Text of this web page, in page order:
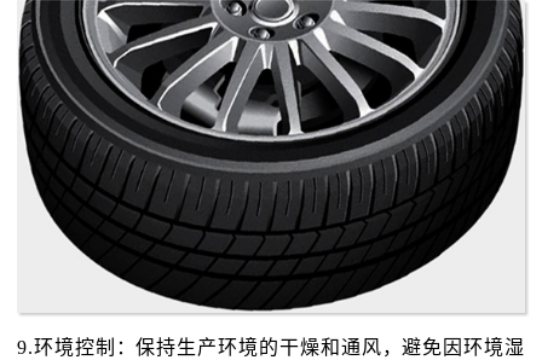
9.环境控制：保持生产环境的干燥和通风，避免因环境湿